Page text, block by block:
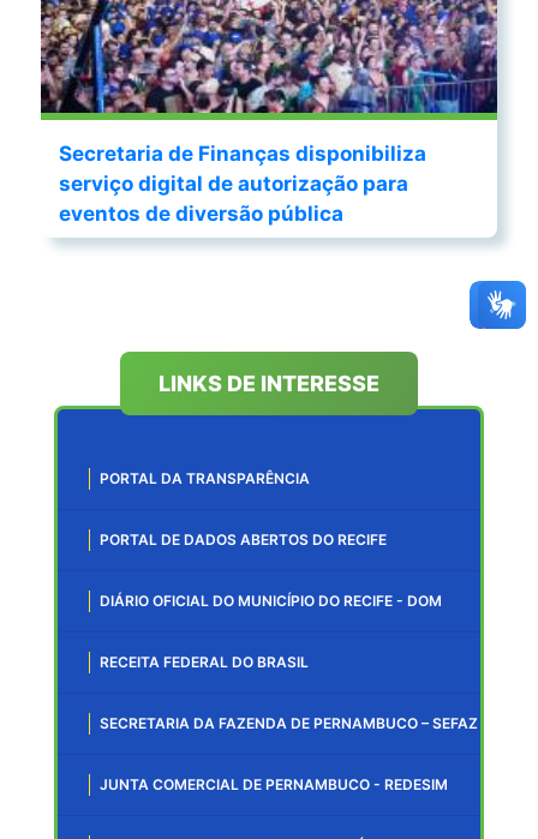
Secretaria de Finanças disponibiliza
serviço digital de autorização para
eventos de diversão pública
LINKS DE INTERESSE
PORTAL DA TRANSPARÊNCIA
PORTAL DE DADOS ABERTOS DO RECIFE
DIÁRIO OFICIAL DO MUNICÍPIO DO RECIFE - DOM
RECEITA FEDERAL DO BRASIL
SECRETARIA DA FAZENDA DE PERNAMBUCO – SEFAZ
JUNTA COMERCIAL DE PERNAMBUCO - REDESIM